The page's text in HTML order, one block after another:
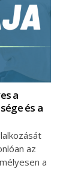
a
és a
az
a